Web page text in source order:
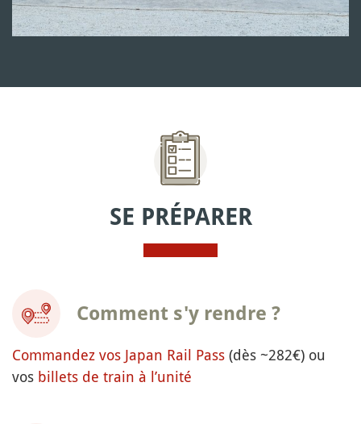
SE PRÉPARER
Comment s'y rendre ?
Commandez vos Japan Rail Pass (dès ~282€) ou
vos billets de train à l’unité